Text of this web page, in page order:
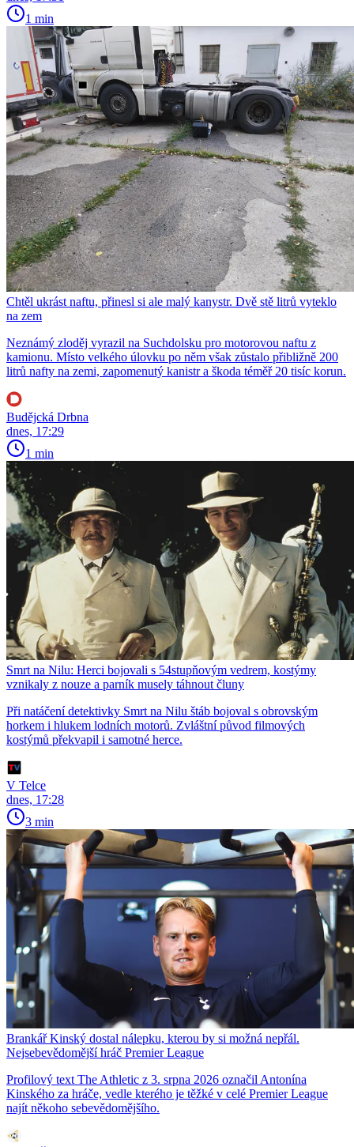
1 min
Chtěl ukrást naftu, přinesl si ale malý kanystr. Dvě stě litrů vyteklo
na zem
Neznámý zloděj vyrazil na Suchdolsku pro motorovou naftu z
kamionu. Místo velkého úlovku po něm však zůstalo přibližně 200
litrů nafty na zemi, zapomenutý kanistr a škoda téměř 20 tisíc korun.
Budějcká Drbna
dnes, 17:29
1 min
Smrt na Nilu: Herci bojovali s 54stupňovým vedrem, kostýmy
vznikaly z nouze a parník musely táhnout čluny
Při natáčení detektivky Smrt na Nilu štáb bojoval s obrovským
horkem i hlukem lodních motorů. Zvláštní původ filmových
kostýmů překvapil i samotné herce.
V Telce
dnes, 17:28
3 min
Brankář Kinský dostal nálepku, kterou by si možná nepřál.
Nejsebevědomější hráč Premier League
Profilový text The Athletic z 3. srpna 2026 označil Antonína
Kinského za hráče, vedle kterého je těžké v celé Premier League
najít někoho sebevědomějšího.